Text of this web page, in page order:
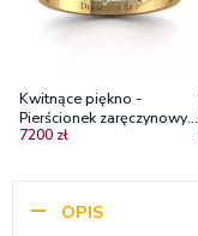
Kwitnące piękno -
Pierścionek zaręczynowy z
brylantami, żółte złoto,
7200 zł
OPIS